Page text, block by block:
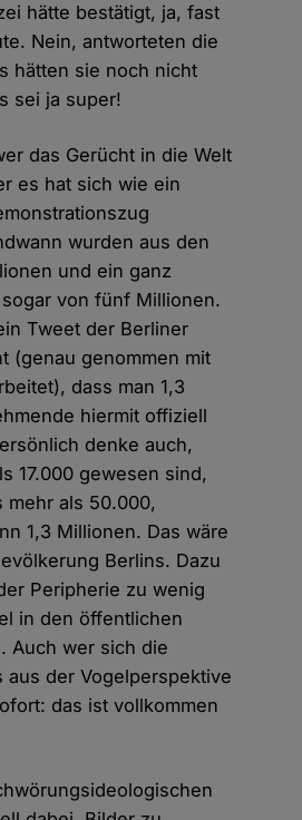
hätte bestätigt, ja, fast
Nein, antworteten die
hätten sie noch nicht
sei ja super!
das Gerücht in die Welt
es hat sich wie ein
wurden aus den
und ein ganz
von fünf Millionen.
Tweet der Berliner
(genau genommen mit
dass man 1,3
hiermit offiziell
denke auch,
17.000 gewesen sind,
mehr als 50.000,
1,3 Millionen. Das wäre
Berlins. Dazu
Peripherie zu wenig
in den öffentlichen
Auch wer sich die
aus der Vogelperspektive
das ist vollkommen